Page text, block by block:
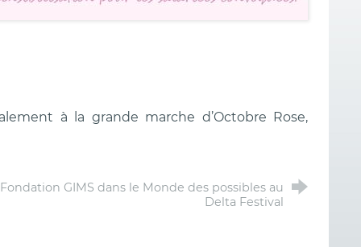
à la grande marche d’Octobre Rose,
GIMS dans le Monde des possibles au
Delta Festival